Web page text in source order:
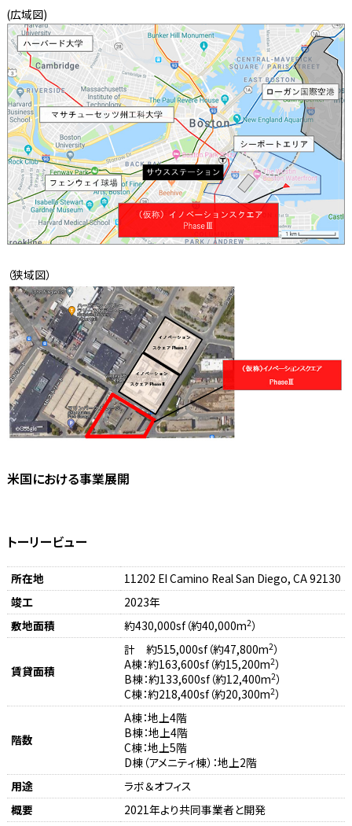
(広域図)
（狭域図）
米国における事業展開
トーリービュー
所在地
11202 EI Camino Real San Diego, CA 92130
竣工
2023年
敷地面積
約430,000sf（約40,000m2）
賃貸面積
計 約515,000sf（約47,800m2）
A棟：約163,600sf（約15,200m2）
B棟：約133,600sf（約12,400m2）
C棟：約218,400sf（約20,300m2）
階数
A棟：地上4階
B棟：地上4階
C棟：地上5階
D棟（アメニティ棟）：地上2階
用途
ラボ＆オフィス
概要
2021年より共同事業者と開発